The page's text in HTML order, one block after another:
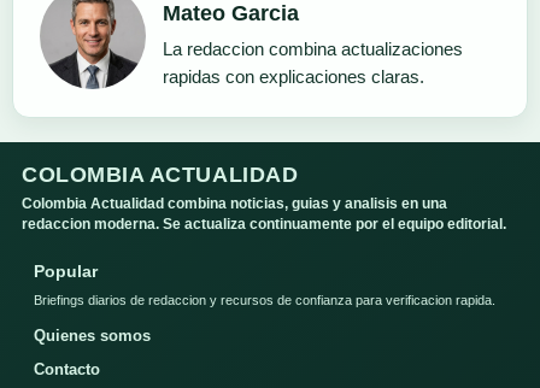
Mateo Garcia
La redaccion combina actualizaciones
rapidas con explicaciones claras.
COLOMBIA ACTUALIDAD
Colombia Actualidad combina noticias, guias y analisis en una
redaccion moderna. Se actualiza continuamente por el equipo editorial.
Popular
Briefings diarios de redaccion y recursos de confianza para verificacion rapida.
Quienes somos
Contacto